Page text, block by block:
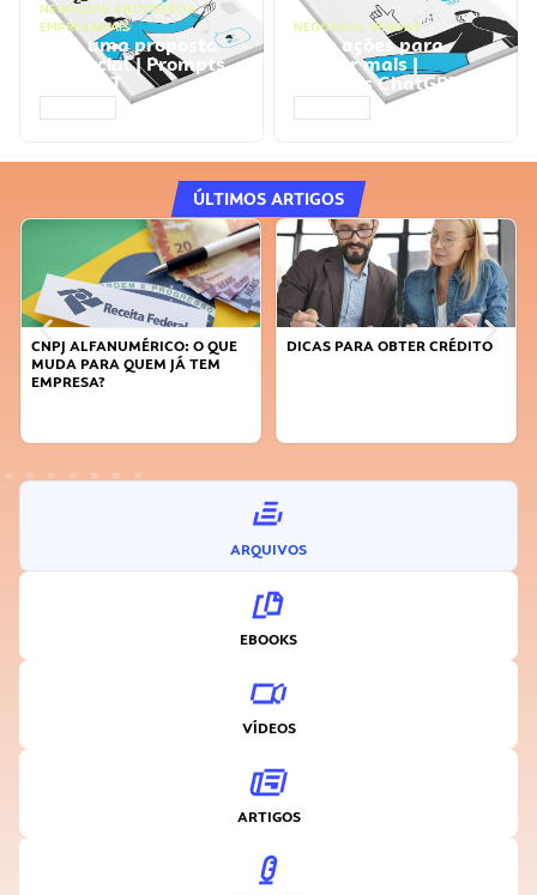
NEGÓCIOS, PROCESSOS
EMPRESARIAIS
Faça uma proposta
comercial | Prompts
ChatGPT
NEGÓCIOS, VENDAS
Faça ações para
vender mais |
Prompts ChatGPT
ÚLTIMOS ARTIGOS
CNPJ ALFANUMÉRICO: O QUE
MUDA PARA QUEM JÁ TEM
EMPRESA?
DICAS PARA OBTER CRÉDITO
ARQUIVOS
EBOOKS
VÍDEOS
ARTIGOS